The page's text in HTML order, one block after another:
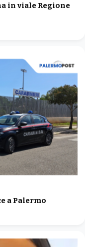
in viale Regione
a Palermo